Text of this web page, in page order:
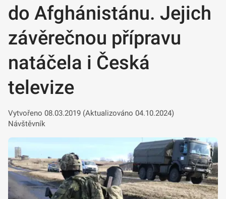
do Afghánistánu. Jejich
závěrečnou přípravu
natáčela i Česká
televize
Vytvořeno 08.03.2019 (Aktualizováno 04.10.2024)
Návštěvník